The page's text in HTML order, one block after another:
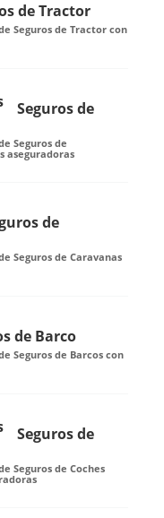
de Tractor
Seguros de Tractor con
Seguros de
Seguros de
aseguradoras
de
Seguros de Caravanas
de Barco
Seguros de Barcos con
Seguros de
Seguros de Coches